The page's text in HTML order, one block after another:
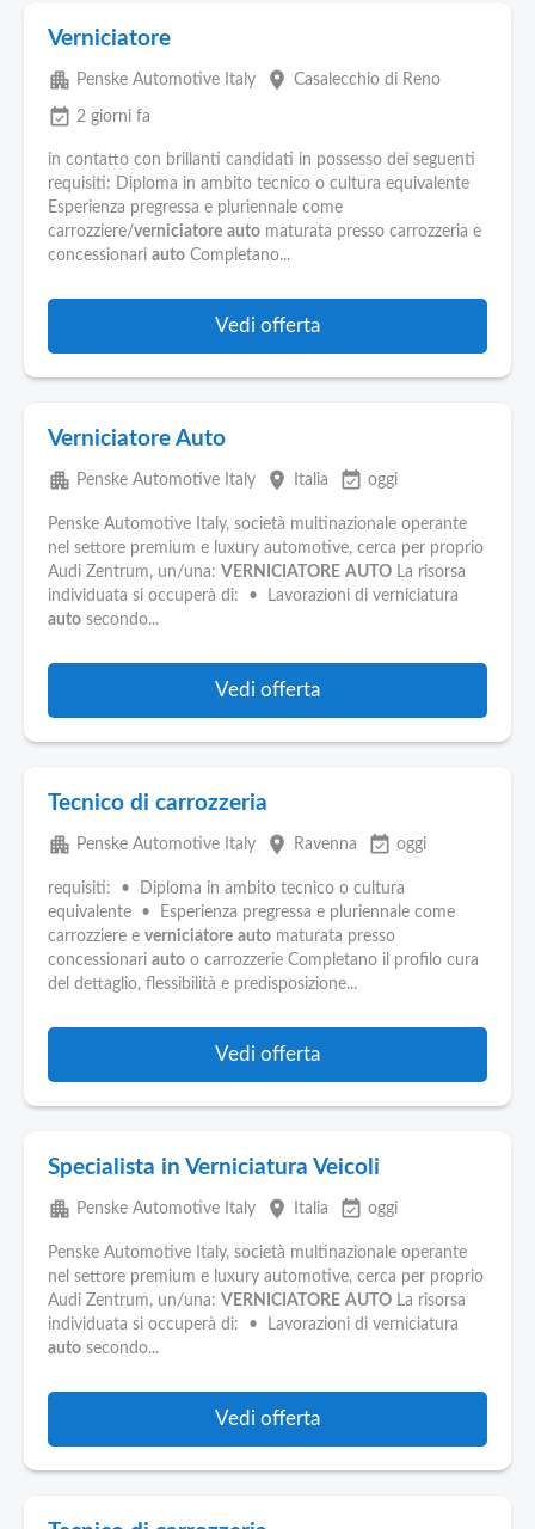
Verniciatore
apartment Penske Automotive Italy place Casalecchio di Reno
event_available 2 giorni fa
in contatto con brillanti candidati in possesso dei seguenti
requisiti: Diploma in ambito tecnico o cultura equivalente
Esperienza pregressa e pluriennale come
carrozziere/verniciatore auto maturata presso carrozzeria e
concessionari auto Completano...
Vedi offerta
Verniciatore Auto
apartment Penske Automotive Italy place Italia event_available oggi
Penske Automotive Italy, società multinazionale operante
nel settore premium e luxury automotive, cerca per proprio
Audi Zentrum, un/una: VERNICIATORE AUTO La risorsa
individuata si occuperà di: • Lavorazioni di verniciatura
auto secondo...
Vedi offerta
Tecnico di carrozzeria
apartment Penske Automotive Italy place Ravenna event_available oggi
requisiti: • Diploma in ambito tecnico o cultura
equivalente • Esperienza pregressa e pluriennale come
carrozziere e verniciatore auto maturata presso
concessionari auto o carrozzerie Completano il profilo cura
del dettaglio, flessibilità e predisposizione...
Vedi offerta
Specialista in Verniciatura Veicoli
apartment Penske Automotive Italy place Italia event_available oggi
Penske Automotive Italy, società multinazionale operante
nel settore premium e luxury automotive, cerca per proprio
Audi Zentrum, un/una: VERNICIATORE AUTO La risorsa
individuata si occuperà di: • Lavorazioni di verniciatura
auto secondo...
Vedi offerta